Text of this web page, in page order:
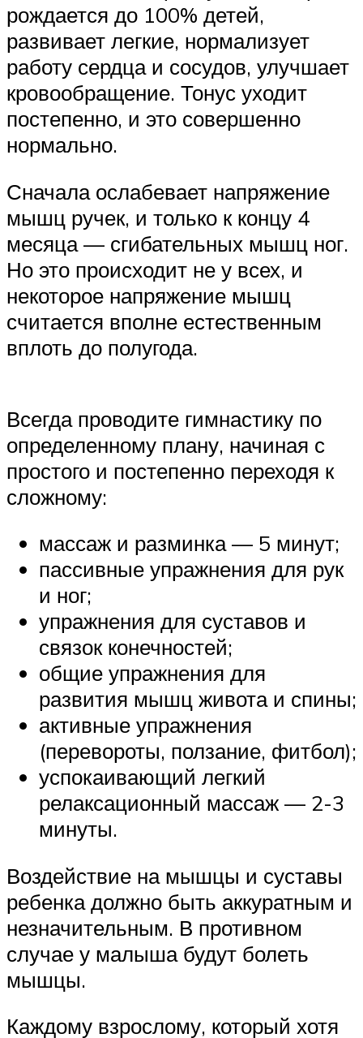
рождается до 100% детей,
развивает легкие, нормализует
работу сердца и сосудов, улучшает
кровообращение. Тонус уходит
постепенно, и это совершенно
нормально.
Сначала ослабевает напряжение
мышц ручек, и только к концу 4
месяца — сгибательных мышц ног.
Но это происходит не у всех, и
некоторое напряжение мышц
считается вполне естественным
вплоть до полугода.
Всегда проводите гимнастику по
определенному плану, начиная с
простого и постепенно переходя к
сложному:
массаж и разминка — 5 минут;
пассивные упражнения для рук
и ног;
упражнения для суставов и
связок конечностей;
общие упражнения для
развития мышц живота и спины;
активные упражнения
(перевороты, ползание, фитбол);
успокаивающий легкий
релаксационный массаж — 2-3
минуты.
Воздействие на мышцы и суставы
ребенка должно быть аккуратным и
незначительным. В противном
случае у малыша будут болеть
мышцы.
Каждому взрослому, который хотя